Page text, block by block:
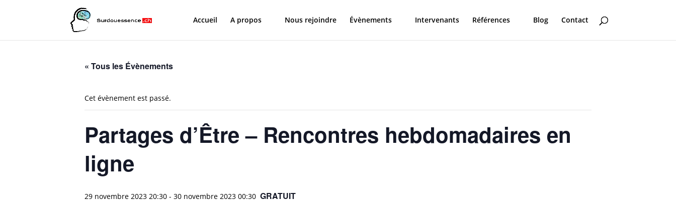
Accueil A propos Nous rejoindre Évènements Intervenants Références Blog Contact
« Tous les Évènements
Cet évènement est passé.
Partages d’Être – Rencontres hebdomadaires en
ligne
29 novembre 2023 20:30 - 30 novembre 2023 00:30 GRATUIT